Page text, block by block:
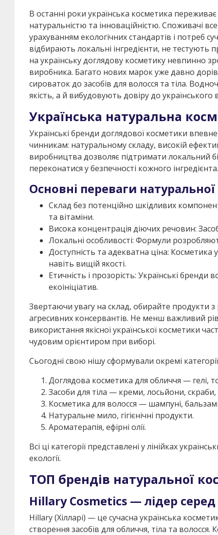
В останні роки українська косметика
натуральністю та інноваційністю. Споживачі
урахуванням екологічних стандартів і потреб
відбирають локальні інгредієнти, не тестують
на українську доглядову косметику невпинно
виробника. Багато нових марок уже давно
сироваток до засобів для волосся та тіла.
якість, а й вибудовують довіру до
Українська натуральна
Українські бренди доглядової косметики
чинникам: натуральному складу, високій
виробництва дозволяє підтримати локальний
переконатися у безпечності кожного інгредієнта.
Основні переваги
Склад без потенційно шкідливих
та вітаміни.
Висока концентрація діючих речовин:
Локальні особливості: Формули
Доступність та адекватна ціна:
навіть вищій якості.
Етичність і прозорість: Українські
екоініціатив.
Звертаючи увагу на склад, обирайте продукти
агресивних консервантів. Не менш важливий
використання якісної української косметики
чудовим орієнтиром при виборі.
Сьогодні свою нішу сформували окремі
Доглядова косметика для обличчя — гелі,
Засоби для тіла — креми, лосьйони, скраби,
Косметика для волосся — шампуні,
Натуральне мило, гігієнічні продукти.
Ароматерапія, ефірні олії.
Всі ці категорії представлені у лінійках
екології.
ТОП брендів натуральної
Hillary Cosmetics — лідер
Hillary (Хілларі) — це сучасна українська
створення засобів для обличчя, тіла та